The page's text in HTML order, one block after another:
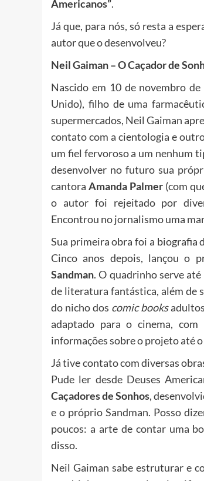
Americanos”.
Já que, para nós, só resta a
autor que o desenvolveu?
Neil Gaiman – O Caçador de
Nascido em 10 de novembro
Unido), filho de uma
supermercados, Neil Gaiman
contato com a cientologia e
um fiel fervoroso a um nenhum
desenvolver no futuro sua
cantora Amanda Palmer(com
o autor foi rejeitado por
Encontrou no jornalismo uma
Sua primeira obra foi a biografia
Cinco anos depois, lançou o
Sandman. O quadrinho serve
de literatura fantástica, além de
do nicho dos comic books
adaptado para o cinema,
informações sobre o projeto até
Já tive contato com diversas
Pude ler desde Deuses
Caçadores de Sonhos,
e o próprio Sandman. Posso
poucos: a arte de contar uma
disso.
Neil Gaiman sabe estruturar e